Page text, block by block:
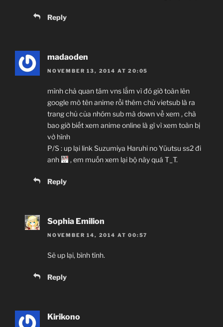
Reply
madaoden
NOVEMBER 13, 2014 AT 20:05
mình chả quan tâm vns lắm vì đó giờ toàn lên
google mò tên anime rồi thêm chử vietsub là ra
trang chủ của nhóm sub mà down về xem , chà
bao giờ biết xem anime online là gì vì xem toàn bị
vở hình
P/S : up lại link Suzumiya Haruhi no Yūutsu ss2 đi
anh
, em muốn xem lại bộ này quá T_T.
Reply
Sophia Emilion
NOVEMBER 14, 2014 AT 00:57
Sẽ up lại, bình tĩnh.
Reply
Kirikono